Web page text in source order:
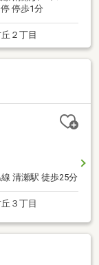
停歩1分
２丁目
清瀬駅 徒歩25分
３丁目